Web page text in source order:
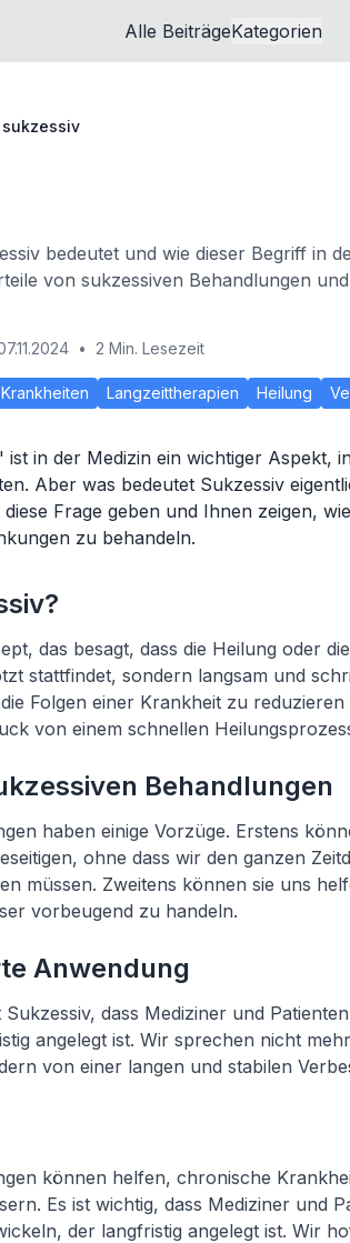
Alle BeiträgeKategorien
sukzessiv
bedeutet und wie dieser Begriff in
von sukzessiven Behandlungen
• 2 Min. Lesezeit
Langzeittherapien Heilung
in der Medizin ein wichtiger Aspekt,
Aber was bedeutet Sukzessiv
Frage geben und Ihnen zeigen,
zu behandeln.
das besagt, dass die Heilung oder
stattfindet, sondern langsam und
Folgen einer Krankheit zu
von einem schnellen
Behandlungen
haben einige Vorzüge. Erstens
ohne dass wir den ganzen
müssen. Zweitens können sie uns
vorbeugend zu handeln.
Anwendung
dass Mediziner und
angelegt ist. Wir sprechen nicht
von einer langen und stabilen
können helfen, chronische
Es ist wichtig, dass Mediziner und
der langfristig angelegt ist. Wir